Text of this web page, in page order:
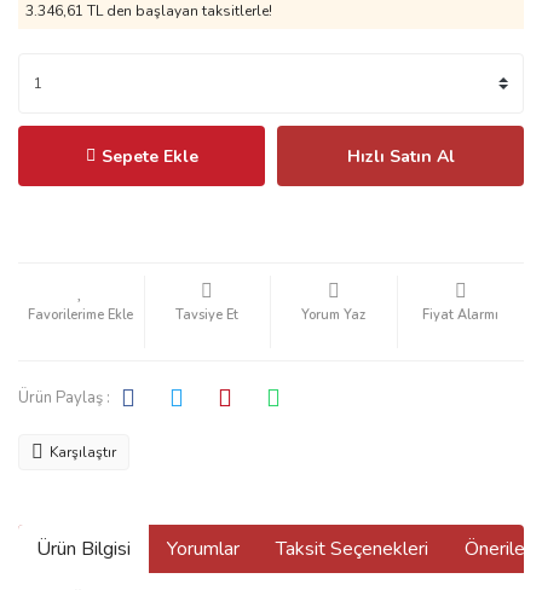
3.346,61 TLden başlayan taksitlerle!
Sepete Ekle Hızlı Satın Al
Tavsiye Et Yorum Yaz Fiyat Alarmı
Ürün Paylaş :
Karşılaştır
Ürün Bilgisi Yorumlar Taksit Seçenekleri